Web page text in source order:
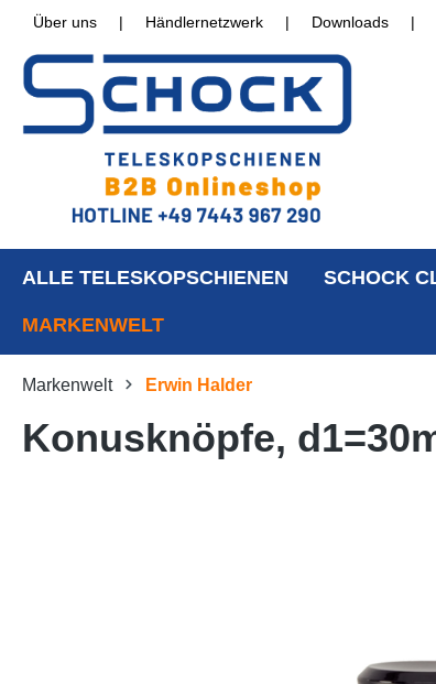
Über uns | Händlernetzwerk | Downloads |
ALLE TELESKOPSCHIENEN SCHOCK
MARKENWELT
Markenwelt Erwin Halder
Konusknöpfe,